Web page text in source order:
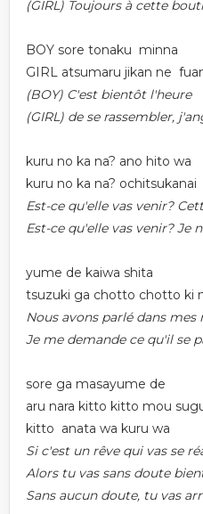
(GIRL) Toujours à cette
BOY sore tonaku minna
GIRL atsumaru jikan ne
(BOY) C'est bientôt l'heure
(GIRL) de se rassembler,
kuru no ka na? ano hito wa
kuru no ka na? ochitsukanai
Est-ce qu'elle vas venir?
Est-ce qu'elle vas venir? Je
yume de kaiwa shita
tsuzuki ga chotto chotto ki
Nous avons parlé dans mes
Je me demande ce qu'il se
sore ga masayume de
aru nara kitto kitto mou
kitto anata wa kuru wa
Si c'est un rêve qui vas se
Alors tu vas sans doute
Sans aucun doute, tu vas